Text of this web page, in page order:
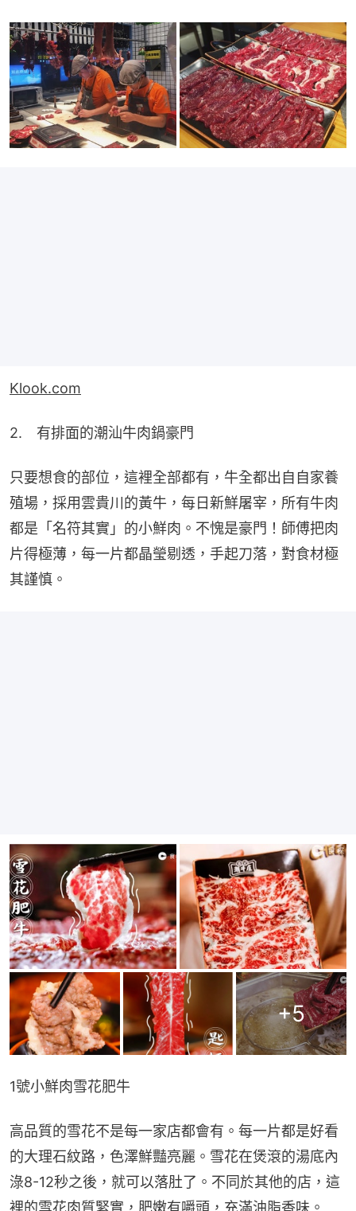
Klook.com
2.　有排面的潮汕牛肉鍋豪門
只要想食的部位，這裡全部都有，牛全都出自自家養
殖場，採用雲貴川的黃牛，每日新鮮屠宰，所有牛肉
都是「名符其實」的小鮮肉。不愧是豪門！師傅把肉
片得極薄，每一片都晶瑩剔透，手起刀落，對食材極
其謹慎。
+5
1號小鮮肉雪花肥牛
高品質的雪花不是每一家店都會有。每一片都是好看
的大理石紋路，色澤鮮豔亮麗。雪花在煲滾的湯底內
淥8-12秒之後，就可以落肚了。不同於其他的店，這
裡的雪花肉質緊實，肥嫩有嚼頭，充滿油脂香味。